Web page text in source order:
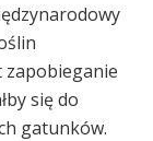
zapobieganie
się do
gatunków.